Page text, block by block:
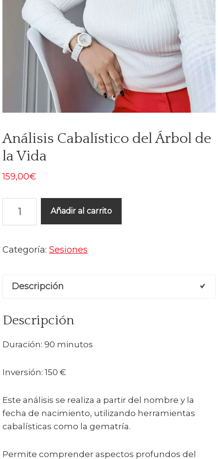
Análisis Cabalístico del Árbol de
la Vida
159,00€
Cabalístico
Árbol
Vida
Añadir al carrito
Categoría: Sesiones
Descripción
Descripción
Duración: 90 minutos
Inversión: 150 €
Este análisis se realiza a partir del nombre y la
fecha de nacimiento, utilizando herramientas
cabalísticas como la gematría.
Permite comprender aspectos profundos del